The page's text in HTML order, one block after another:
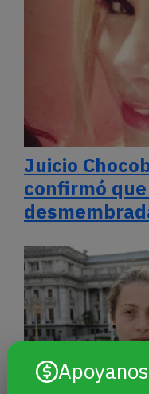
Apoyanos
Juicio
confirmó